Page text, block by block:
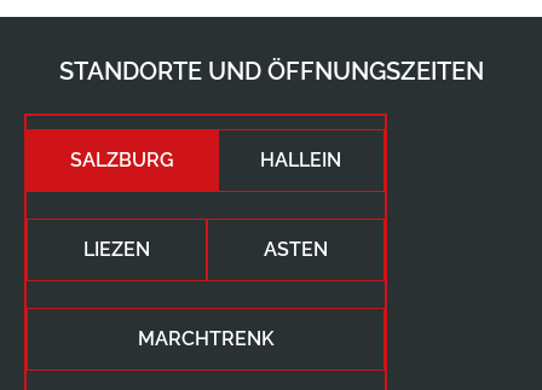
STANDORTE UND ÖFFNUNGSZEITEN
SALZBURG HALLEIN
LIEZEN ASTEN
MARCHTRENK